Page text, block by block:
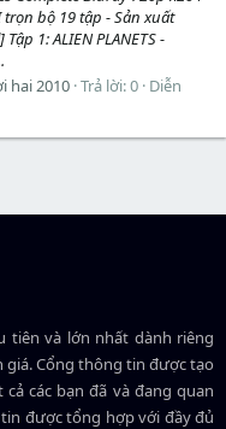
bộ 19 tập - Sản xuất
1: ALIEN PLANETS -
hai 2010 Trả lời: 0 Diễn
tiên và lớn nhất dành riêng
giá. Cổng thông tin được tạo
các bạn đã và đang quan
được tổng hợp với đầy đủ